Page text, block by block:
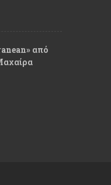
από